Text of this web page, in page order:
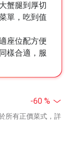
蟹腿到厚切
單，吃到值
座位配方便
樣合適，服
-60 %
所有正價菜式，詳